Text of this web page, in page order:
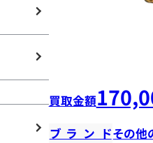
買取金額
ブランドその他